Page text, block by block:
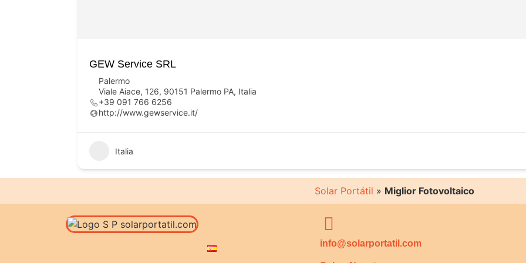
GEW Service SRL
Palermo
Viale Aiace, 126, 90151 Palermo PA, Italia
+39 091 766 6256
http://www.gewservice.it/
Italia
Solar Portátil » Miglior Fotovoltaico
info@solarportatil.com